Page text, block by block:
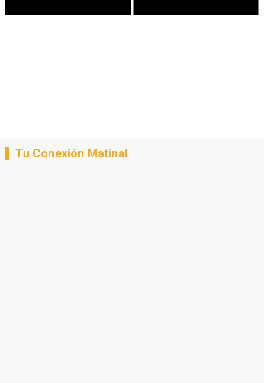
Tu Conexión Matinal